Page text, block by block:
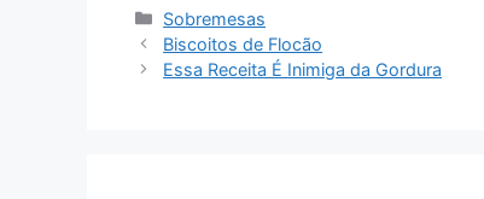
Categorias
Sobremesas
Biscoitos de Flocão
Essa Receita É Inimiga da Gordura